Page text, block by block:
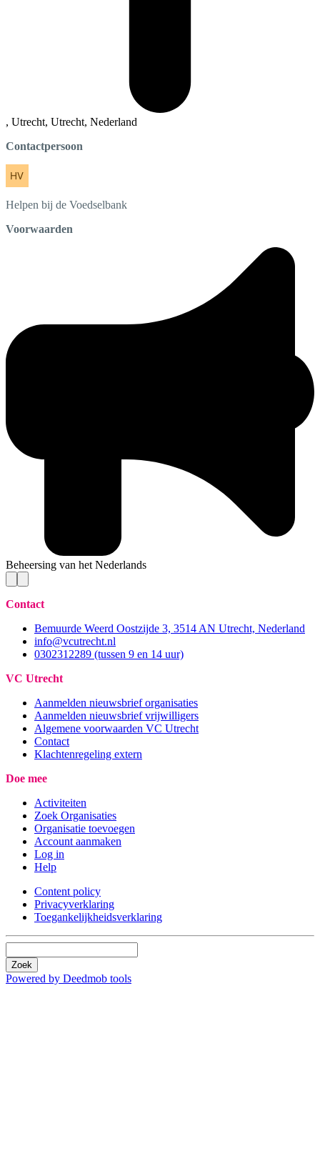
, Utrecht, Utrecht, Nederland
Contactpersoon
Helpen bij de Voedselbank
Voorwaarden
Beheersing van het Nederlands
Contact
Bemuurde Weerd Oostzijde 3, 3514 AN Utrecht, Nederland
info@vcutrecht.nl
0302312289 (tussen 9 en 14 uur)
VC Utrecht
Aanmelden nieuwsbrief organisaties
Aanmelden nieuwsbrief vrijwilligers
Algemene voorwaarden VC Utrecht
Contact
Klachtenregeling extern
Doe mee
Activiteiten
Zoek Organisaties
Organisatie toevoegen
Account aanmaken
Log in
Help
Content policy
Privacyverklaring
Toegankelijkheidsverklaring
Zoek
Powered by Deedmob tools